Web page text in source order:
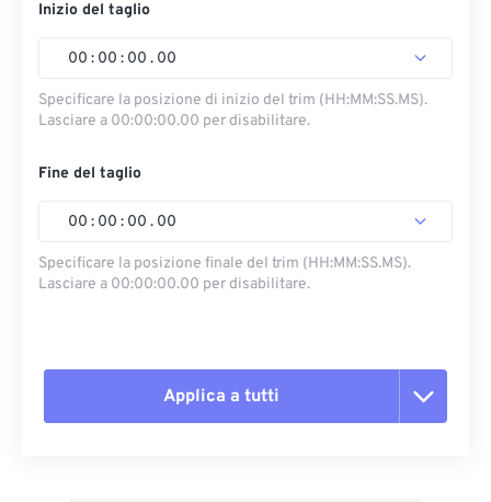
Inizio del taglio
00 : 00 : 00 . 00
Specificare la posizione di inizio del trim (HH:MM:SS.MS).
Lasciare a 00:00:00.00 per disabilitare.
Fine del taglio
00 : 00 : 00 . 00
Specificare la posizione finale del trim (HH:MM:SS.MS).
Lasciare a 00:00:00.00 per disabilitare.
Applica a tutti